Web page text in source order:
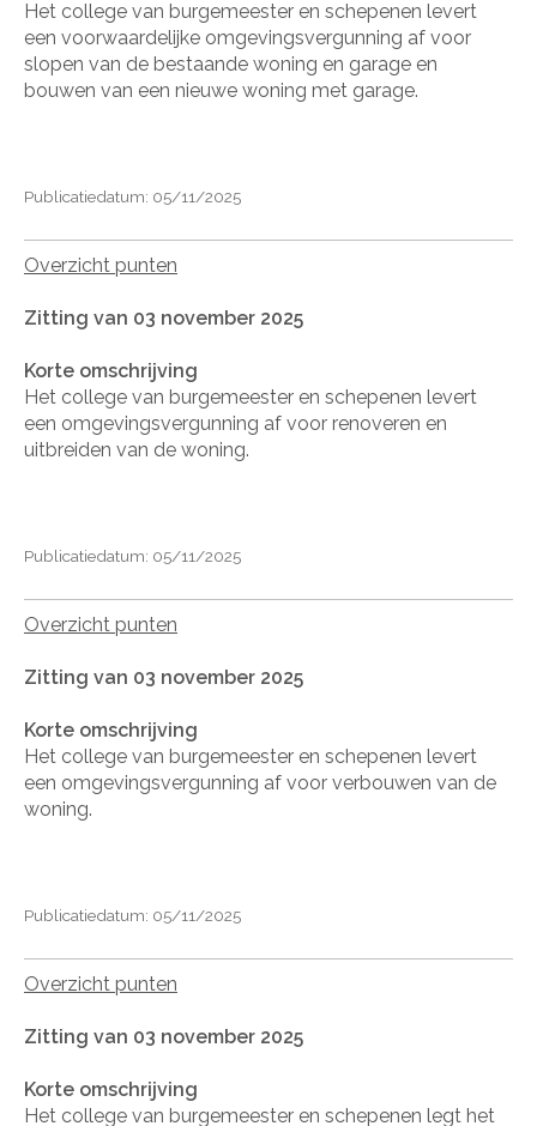
Het college van burgemeester en schepenen levert
een voorwaardelijke omgevingsvergunning af voor
slopen van de bestaande woning en garage en
bouwen van een nieuwe woning met garage.
Publicatiedatum: 05/11/2025
Overzicht punten
Zitting van 03 november 2025
Korte omschrijving
Het college van burgemeester en schepenen levert
een omgevingsvergunning af voor renoveren en
uitbreiden van de woning.
Publicatiedatum: 05/11/2025
Overzicht punten
Zitting van 03 november 2025
Korte omschrijving
Het college van burgemeester en schepenen levert
een omgevingsvergunning af voor verbouwen van de
woning.
Publicatiedatum: 05/11/2025
Overzicht punten
Zitting van 03 november 2025
Korte omschrijving
Het college van burgemeester en schepenen legt het